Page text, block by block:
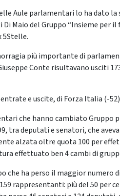
Aule parlamentari lo ha dato
Di Maio del Gruppo “Insieme
5Stelle.
più importante di
Conte risultavano usciti
e uscite, di Forza Italia (-
che hanno cambiato Gruppo
tra deputati e senatori, che
alzata oltre quota 100 per
effettuato ben 4 cambi di
che ha perso il maggior numero
159 rappresentanti: più del 50